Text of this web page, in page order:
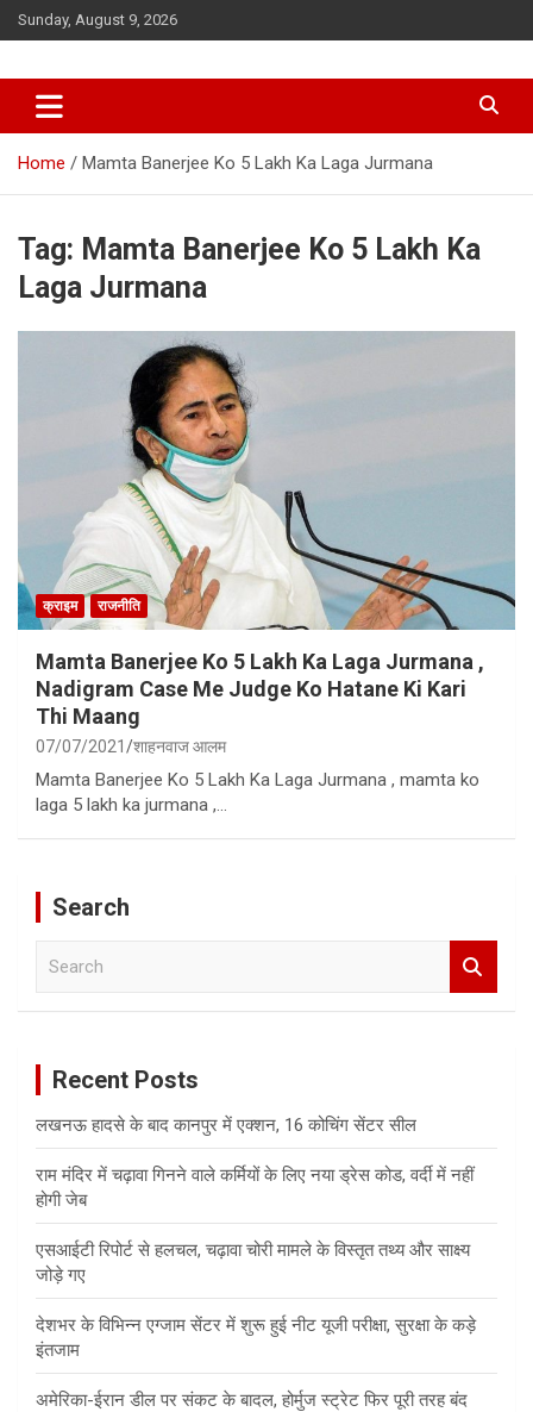
Skip
to
Sunday, August 9, 2026
Home Mamta Banerjee Ko 5 Lakh Ka Laga Jurmana
Tag: Mamta Banerjee Ko 5 Lakh Ka
Laga Jurmana
क्राइम राजनीति
Mamta Banerjee Ko 5 Lakh Ka Laga Jurmana ,
Nadigram Case Me Judge Ko Hatane Ki Kari
Thi Maang
07/07/2021 शाहनवाज आलम
Mamta Banerjee Ko 5 Lakh Ka Laga Jurmana , mamta ko
laga 5 lakh ka jurmana ,…
Search
Recent Posts
लखनऊ हादसे के बाद कानपुर में एक्शन, 16 कोचिंग सेंटर सील
राम मंदिर में चढ़ावा गिनने वाले कर्मियों के लिए नया ड्रेस कोड, वर्दी में नहीं
होगी जेब
एसआईटी रिपोर्ट से हलचल, चढ़ावा चोरी मामले के विस्तृत तथ्य और साक्ष्य
जोड़े गए
देशभर के विभिन्न एग्जाम सेंटर में शुरू हुई नीट यूजी परीक्षा, सुरक्षा के कड़े
इंतजाम
अमेरिका-ईरान डील पर संकट के बादल, होर्मुज स्ट्रेट फिर पूरी तरह बंद